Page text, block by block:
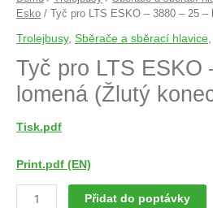
Esko / Tyč pro LTS ESKO – 3880 – 25 –
Trolejbusy, Sběrače a sběrací hlavice
Tyč pro LTS ESKO
lomená (Žlutý
Tisk.pdf
Print.pdf (EN)
Přidat do poptávky